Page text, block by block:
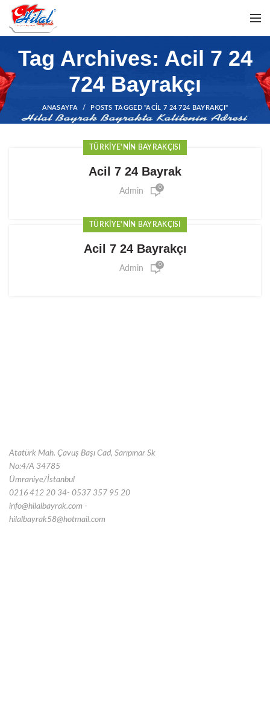
Tag Archives: Acil 7 24
724 Bayrakçı
ANASAYFA POSTS TAGGED "ACIL 7 24 724 BAYRAKÇI"
TÜRKIYE'NIN BAYRAKÇISI
Acil 7 24 Bayrak
Admin 0
TÜRKIYE'NIN BAYRAKÇISI
Acil 7 24 Bayrakçı
Admin 0
Atatürk Mah. Çavuş Başı Cad, Sarıpınar Sk
No:4/A 34785
Ümraniye/İstanbul
0216 412 20 34- 0537 357 95 20
info@hilalbayrak.com -
hilalbayrak58@hotmail.com